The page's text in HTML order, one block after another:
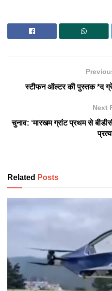
स्टीफन ऑल्टर की पुस्तक *द
Next
चुनाव: ‘मारखम ग्रांट प्रथम से
Related Posts